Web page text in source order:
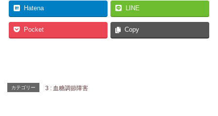
Hatena LINE
Pocket Copy
カテゴリー 3 : 血糖調節障害